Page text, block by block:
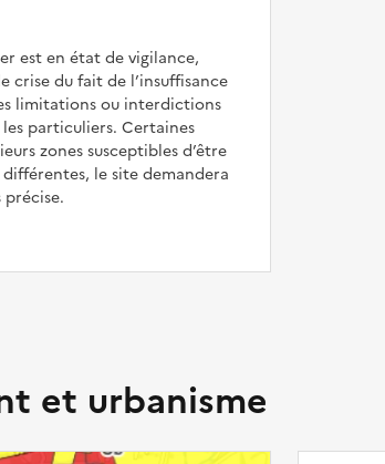
est en état de vigilance,
crise du fait de l’insuffisance
limitations ou interdictions
particuliers. Certaines
zones susceptibles d’être
le site demandera
précise.
et urbanisme